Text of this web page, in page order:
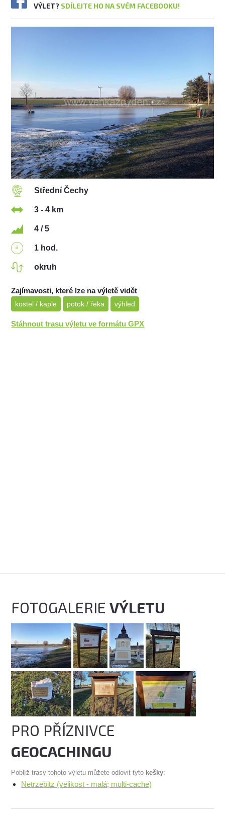
VÝLET? SDÍLEJTE HO NA SVÉM FACEBOOKU!
Střední Čechy
3 - 4 km
4 / 5
1 hod.
okruh
Zajímavosti, které lze na výletě vidět
kostel / kaple potok / řeka výhled
Stáhnout trasu výletu ve formátu GPX
FOTOGALERIEVÝLETU
PRO PŘÍZNIVCE
GEOCACHINGU
Poblíž trasy tohoto výletu můžete odlovit tyto kešky:
Netrzebitz (velikost - malá; multi-cache)